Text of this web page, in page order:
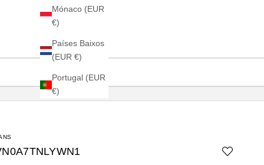
Mónaco (EUR
€)
Países Baixos
(EUR €)
Portugal (EUR
€)